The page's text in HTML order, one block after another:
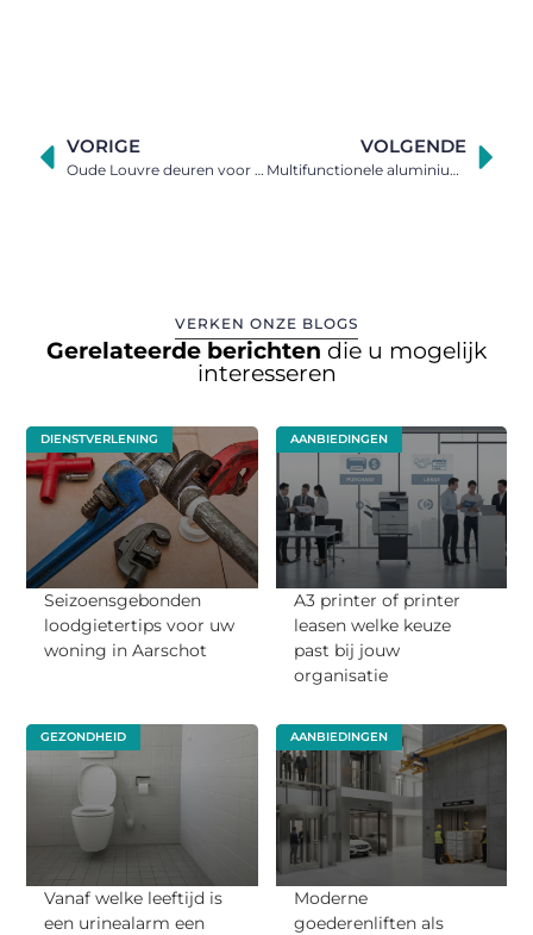
VORIGE
Oude Louvre deuren voor een authentiek interieur
VOLGENDE
Multifunctionele aluminium binnendeuren voor in huis
VERKEN ONZE BLOGS
Gerelateerde berichten die u mogelijk
interesseren
DIENSTVERLENING
Seizoensgebonden
loodgietertips voor uw
woning in Aarschot
AANBIEDINGEN
A3 printer of printer
leasen welke keuze
past bij jouw
organisatie
GEZONDHEID
Vanaf welke leeftijd is
een urinealarm een
AANBIEDINGEN
Moderne
goederenliften als